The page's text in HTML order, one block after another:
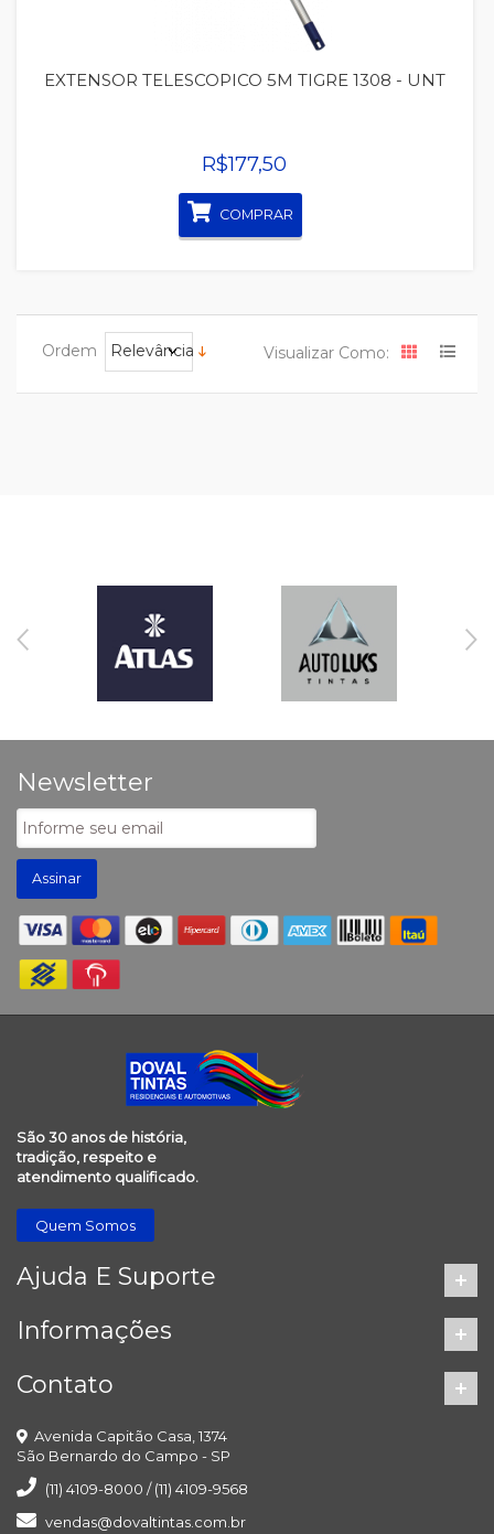
EXTENSOR TELESCOPICO 5M TIGRE 1308 - UNT
R$177,50
COMPRAR
Ordem Relevância Visualizar Como:
Newsletter
Assinar
São 30 anos de história,
tradição, respeito e
atendimento qualificado.
Quem Somos
Ajuda E Suporte
Informações
Contato
Avenida Capitão Casa, 1374
São Bernardo do Campo - SP
(11) 4109-8000 / (11) 4109-9568
vendas@dovaltintas.com.br